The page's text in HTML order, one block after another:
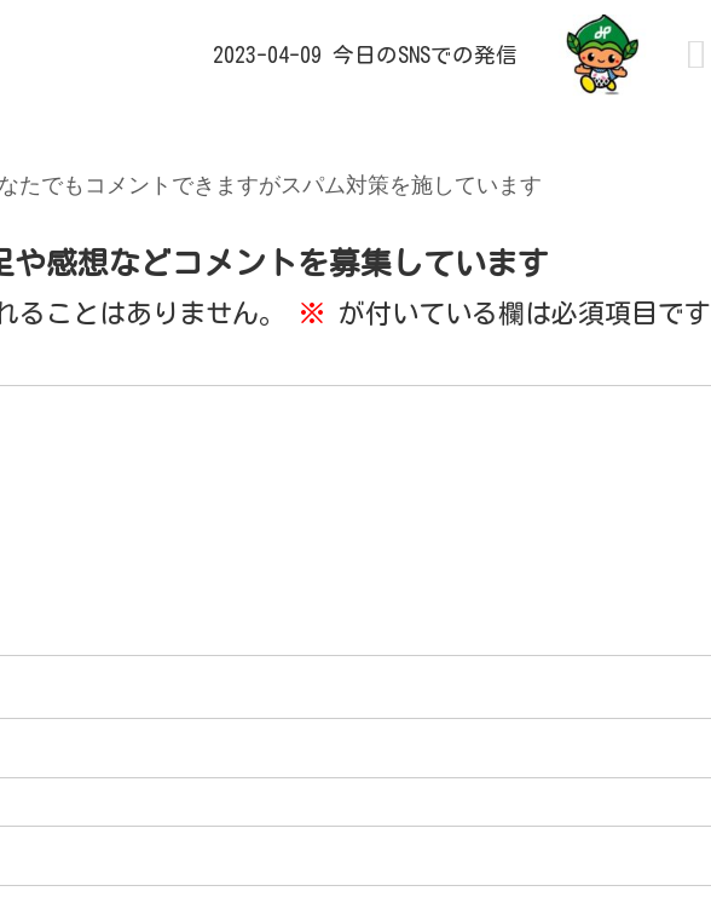
2023-04-09 今日のSNSでの発信
たでもコメントできますがスパム対策を施しています
や感想などコメントを募集しています
ることはありません。 ※ が付いている欄は必須項目です